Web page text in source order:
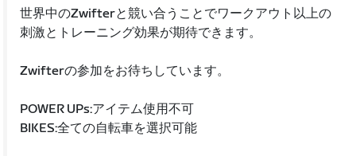
世界中のZwifterと競い合うことでワークアウト以上の
刺激とトレーニング効果が期待できます。
Zwifterの参加をお待ちしています。
POWER UPs:アイテム使用不可
BIKES:全ての自転車を選択可能